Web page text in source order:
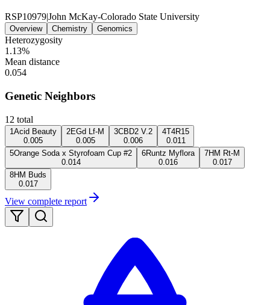
RSP10979|John McKay-Colorado State University
Overview Chemistry Genomics
Heterozygosity
1.13%
Mean distance
0.054
Genetic Neighbors
12 total
1Acid Beauty
0.005
2EGd Lf-M
0.005
3CBD2 V.2
0.006
4T4R15
0.011
5Orange Soda x Styrofoam Cup #2
0.014
6Runtz Myflora
0.016
7HM Rt-M
0.017
8HM Buds
0.017
View complete report